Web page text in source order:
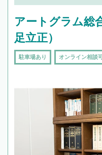
アートグラム総
足立正）
駐車場あり オンライン相談